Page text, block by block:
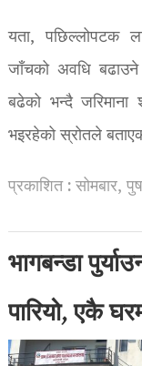
यता, पछिल्लोपटक
जाँचको अवधि
बढेको भन्दै
भइरहेको स्रोतले
प्रकाशित : सोमबार,
भागबन्डा
पारियो, एकै